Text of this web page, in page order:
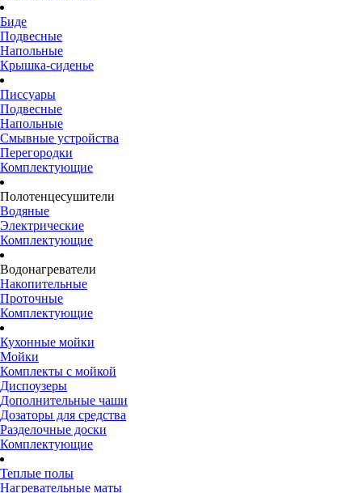
Биде
Подвесные
Напольные
Крышка-сиденье
Писсуары
Подвесные
Напольные
Смывные устройства
Перегородки
Комплектующие
Полотенцесушители
Водяные
Электрические
Комплектующие
Водонагреватели
Накопительные
Проточные
Комплектующие
Кухонные мойки
Мойки
Комплекты с мойкой
Диспоузеры
Дополнительные чаши
Дозаторы для средства
Разделочные доски
Комплектующие
Теплые полы
Нагревательные маты